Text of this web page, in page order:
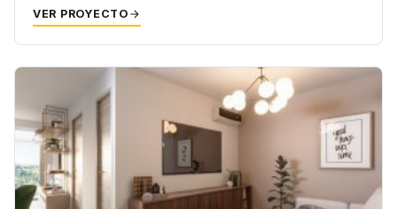
VER PROYECTO